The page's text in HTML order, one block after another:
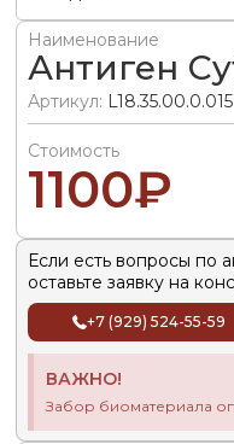
Наименование
Антиген
Артикул: L18.35.00.0.015
Стоимость
1100₽
Если есть вопросы по
оставьте заявку на
+7 (929) 524-55-59
ВАЖНО!
Забор биоматериала